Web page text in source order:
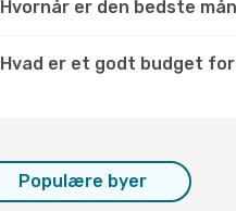
Hvornår er den bedste
Hvad er et godt budget
Populære byer